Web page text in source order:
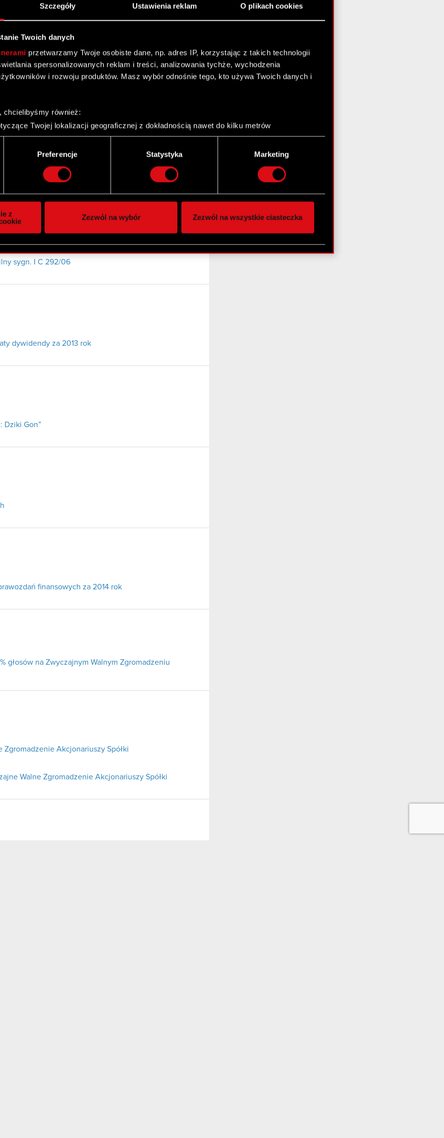
Szczegóły Ustawienia reklam O plikach cookies
Twoich danych
przetwarzamy Twoje osobiste dane, np. adres IP, korzystając z takich technologii
spersonalizowanych reklam i treści, analizowania tychże, wychodzenia
i rozwoju produktów. Masz wybór odnośnie tego, kto używa Twoich danych i
chcielibyśmy również:
Twojej lokalizacji geograficznej z dokładnością nawet do kilku metrów
urządzenie, aktywnie analizując charakteryzującego je zbiory danych (fingerprinting,
tego, jak Twoje osobiste dane są przetwarzane oraz ustaw własne preferencje w
cookie możesz zmienić lub wycofać swoją zgodę w dowolnej chwili.
do spersonalizowania treści i reklam, aby oferować funkcje społecznościowe i
i analitycznym. Partnerzy mogą połączyć te informacje z innymi danymi
podczas korzystania z ich usług. Kontynuując korzystanie z naszej witryny,
cookie.
Preferencje Statystyka Marketing
z
Zezwól na wybór Zezwól na wszystkie ciasteczka
Cywilny sygn. I C 292/06
znacznej wartości
spółki zależnej
sygn. I C 292/06
dywidendy za 2013 rok
Dziki Gon”
finansowych za 2014 rok
głosów na Zwyczajnym Walnym Zgromadzeniu
Zgromadzenie Akcjonariuszy Spółki
Walne Zgromadzenie Akcjonariuszy Spółki